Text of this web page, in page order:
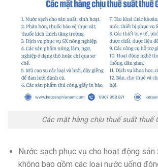
Các mặt hàng chịu thuế suất thuế
Nước sạch phục vụ cho hoạt động sản
không bao gồm các loại nước uống